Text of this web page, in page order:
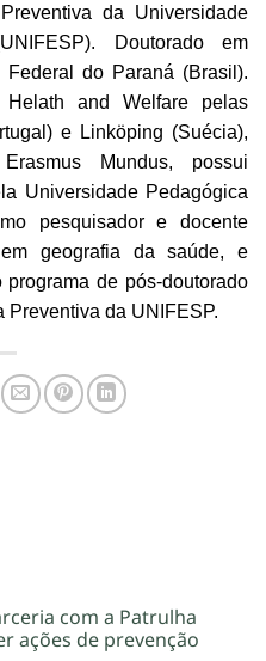
da Universidade
Doutorado em
do Paraná (Brasil).
and Welfare pelas
e Linköping (Suécia),
Mundus, possui
Universidade Pedagógica
pesquisador e docente
em geografia da saúde, e
de pós-doutorado
Preventiva da UNIFESP.
com a Patrulha
ações de prevenção